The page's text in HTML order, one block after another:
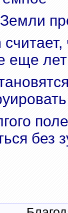
еще
без